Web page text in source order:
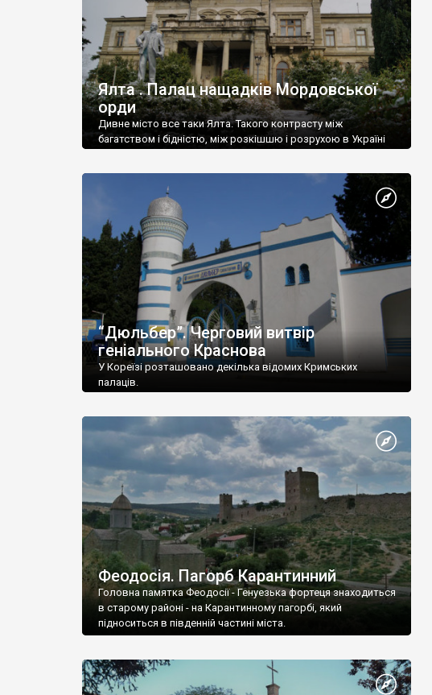
Ялта . Палац нащадків Мордовської
орди
Дивне місто все таки Ялта. Такого контрасту між
багатством і бідністю, між розкішшю і розрухою в Україні
“Дюльбер”. Черговий витвір
геніального Краснова
У Кореїзі розташовано декілька відомих Кримських
палаців.
Феодосія. Пагорб Карантинний
Головна памятка Феодосії - Генуезька фортеця знаходиться
в старому районі - на Карантинному пагорбі, який
підноситься в південній частині міста.